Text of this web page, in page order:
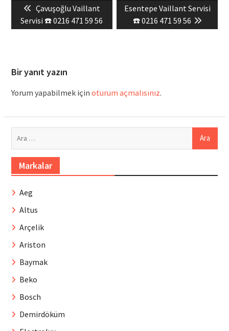
gezinmesi
Previous
post:
Çavuşoğlu Vaillant
Servisi ☎️ 0216 471 59 56
Next
post:
Esentepe Vaillant Servisi
☎️ 0216 471 59 56
Bir yanıt yazın
Yorum yapabilmek için oturum açmalısınız.
Markalar
Aeg
Altus
Arçelik
Ariston
Baymak
Beko
Bosch
Demirdöküm